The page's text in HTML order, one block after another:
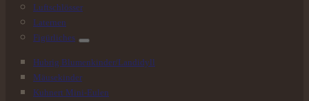
Luftschlösser
Laternen
Figürliches
Hubrig Blumenkinder/Landidyll
Mäusekinder
Kuhnert Mini-Eulen